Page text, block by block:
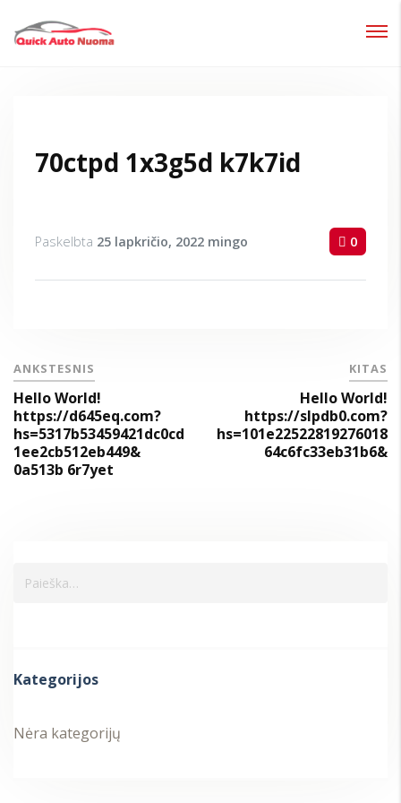
70ctpd 1x3g5d k7k7id
Paskelbta 25 lapkričio, 2022 mingo 0
ANKSTESNIS
Hello World!
https://d645eq.com?
hs=5317b53459421dc0cd
1ee2cb512eb449&
0a513b 6r7yet
KITAS
Hello World!
https://slpdb0.com?
hs=101e22522819276018
64c6fc33eb31b6&
Kategorijos
Nėra kategorijų